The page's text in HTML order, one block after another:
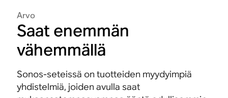
Arvo
Saat enemmän
vähemmällä
Sonos-seteissä on tuotteiden myydyimpiä
yhdistelmiä, joiden avulla saat